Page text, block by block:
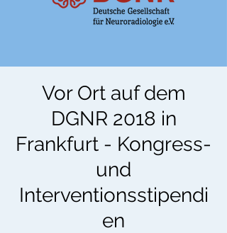
Vor Ort auf dem
DGNR 2018 in
Frankfurt - Kongress-
und
Interventionsstipendi
en